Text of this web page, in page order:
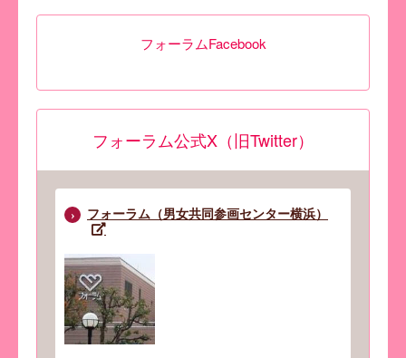
フォーラムFacebook
フォーラム公式X（旧Twitter）
フォーラム（男女共同参画センター横浜）